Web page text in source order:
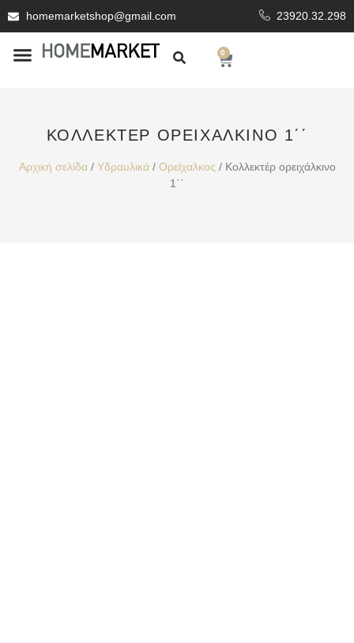
homemarketshop@gmail.com 23920.32.298
0
ΚΟΛΛΕΚΤΈΡ ΟΡΕΙΧΆΛΚΙΝΟ 1΄΄
Αρχική σελίδα/ Υδραυλικά/ Ορείχαλκος / Κολλεκτέρ ορειχάλκινο
1΄΄